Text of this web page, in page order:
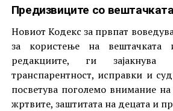
Предизвиците со
Новиот Кодекс за првпат
за користење на вештачката
редакциите, ги зајакнува
транспарентност, исправки и
посветува поголемо внимание
жртвите, заштитата на децата и